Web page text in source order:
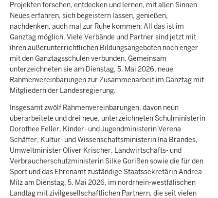
Projekten forschen, entdecken und lernen, mit allen Sinnen
Neues erfahren, sich begeistern lassen, genießen,
nachdenken, auch mal zur Ruhe kommen: All das ist im
Ganztag möglich. Viele Verbände und Partner sind jetzt mit
ihren außerunterrichtlichen Bildungsangeboten noch enger
mit den Ganztagsschulen verbunden. Gemeinsam
unterzeichneten sie am Dienstag, 5. Mai 2026, neue
Rahmenvereinbarungen zur Zusammenarbeit im Ganztag mit
Mitgliedern der Landesregierung.
Insgesamt zwölf Rahmenvereinbarungen, davon neun
überarbeitete und drei neue, unterzeichneten Schulministerin
Dorothee Feller, Kinder- und Jugendministerin Verena
Schäffer, Kultur- und Wissenschaftsministerin Ina Brandes,
Umweltminister Oliver Krischer, Landwirtschafts- und
Verbraucherschutzministerin Silke Gorißen sowie die für den
Sport und das Ehrenamt zuständige Staatssekretärin Andrea
Milz am Dienstag, 5. Mai 2026, im nordrhein-westfälischen
Landtag mit zivilgesellschaftlichen Partnern, die seit vielen